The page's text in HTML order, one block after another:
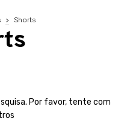
> Shorts
Por favor, tente com